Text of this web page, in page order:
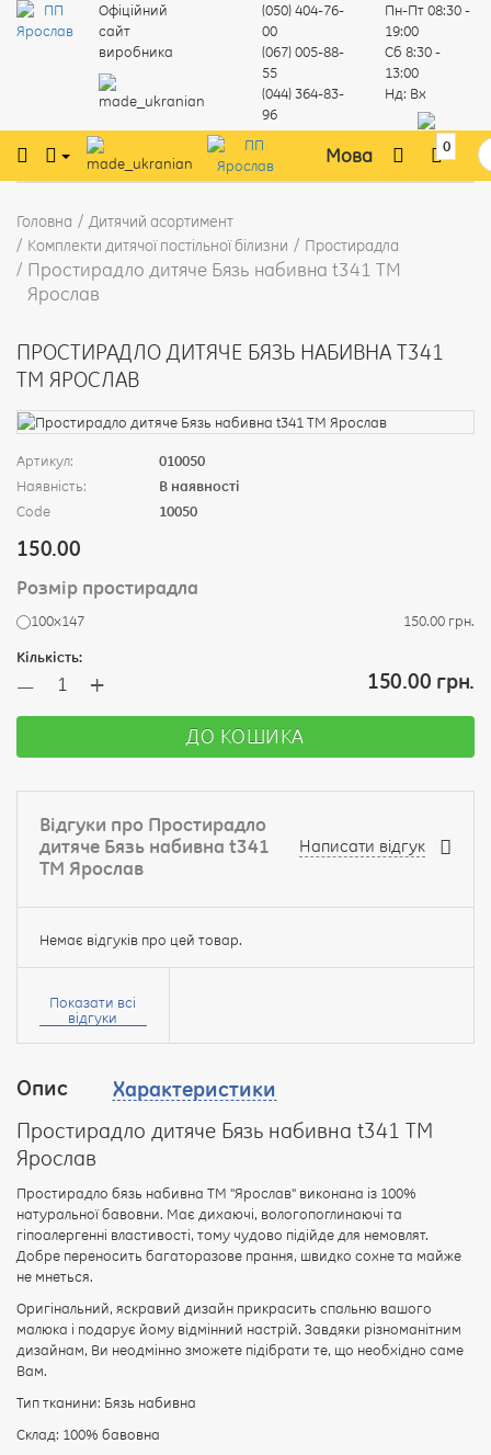
Офіційний
сайт
виробника
(050) 404-76-
00
(067) 005-88-
55
(044) 364-83-
96
Пн-Пт08:30 -
19:00
Сб 8:30 -
13:00
Нд: Вх
Мова 0
Головна
Дитячий асортимент
Комплекти дитячої постільної білизни
Простирадла
Простирадло дитяче Бязь набивна t341 ТМ
Ярослав
Опис
Характеристики
Простирадло дитяче Бязь набивна t341 ТМ
Ярослав
Простирадло бязь набивна ТМ "Ярослав" виконана із 100%
натуральної бавовни. Має дихаючі, вологопоглинаючі та
гіпоалергенні властивості, тому чудово підійде для немовлят.
Добре переносить багаторазове прання, швидко сохне та майже
не мнеться.
Оригінальний, яскравий дизайн прикрасить спальню вашого
малюка і подарує йому відмінний настрій. Завдяки різноманітним
дизайнам, Ви неодмінно зможете підібрати те, що необхідно саме
Вам.
Тип тканини: Бязь набивна
Склад: 100% бавовна
ПРОСТИРАДЛО ДИТЯЧЕ БЯЗЬ НАБИВНА T341
ТМ ЯРОСЛАВ
Артикул:
010050
Наявність:
В наявності
Code
10050
150.00
Розмір простирадла
100х147 150.00 грн.
Кількість:
— + 150.00 грн.
ДО КОШИКА
Відгуки про Простирадло
дитяче Бязь набивна t341
ТМ Ярослав
Написати відгук
Немає відгуків про цей товар.
Ваше
Ваш
Рейтинг:
ПРОДОВЖИТИ
Показати всі
відгуки